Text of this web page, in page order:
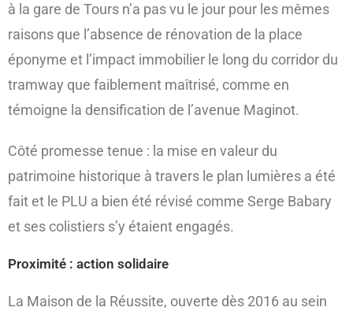
à la gare de Tours n’a pas vu le jour pour les mêmes
raisons que l’absence de rénovation de la place
éponyme et l’impact immobilier le long du corridor du
tramway que faiblement maîtrisé, comme en
témoigne la densification de l’avenue Maginot.
Côté promesse tenue : la mise en valeur du
patrimoine historique à travers le plan lumières a été
fait et le PLU a bien été révisé comme Serge Babary
et ses colistiers s’y étaient engagés.
Proximité : action solidaire
La Maison de la Réussite, ouverte dès 2016 au sein